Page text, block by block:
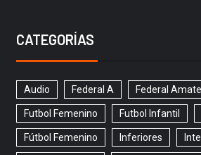
CATEGORÍAS
Audio Federal A Federal
Futbol Femenino Futbol Infantil
Fútbol Femenino Inferiores